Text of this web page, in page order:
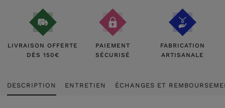
LIVRAISON OFFERTE
DÈS 150€
PAIEMENT
SÉCURISÉ
FABRICATION
ARTISANALE
DESCRIPTION ENTRETIEN ÉCHANGES ET